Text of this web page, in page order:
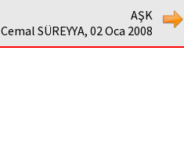
AŞK
Cemal SÜREYYA, 02 Oca 2008